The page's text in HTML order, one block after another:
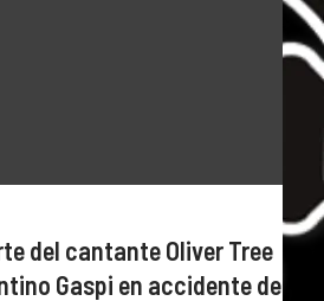
del cantante Oliver Tree
Gaspi en accidente de